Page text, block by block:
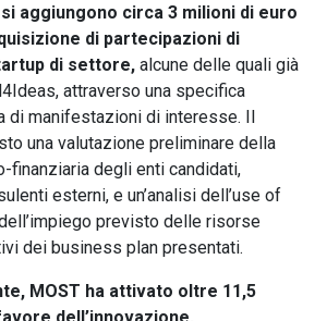
aggiungono circa 3 milioni di euro
di partecipazioni di
di settore, alcune delle quali già
attraverso una specifica
di manifestazioni di interesse. Il
una valutazione preliminare della
finanziaria degli enti candidati,
esterni, e un’analisi dell’use of
previsto delle risorse
dei business plan presentati.
MOST ha attivato oltre 11,5